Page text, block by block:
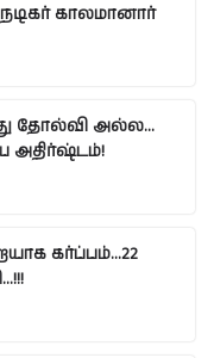
நடிகர் காலமானார்
தோல்வி அல்ல…
அதிர்ஷ்டம்!
கர்ப்பம்…22